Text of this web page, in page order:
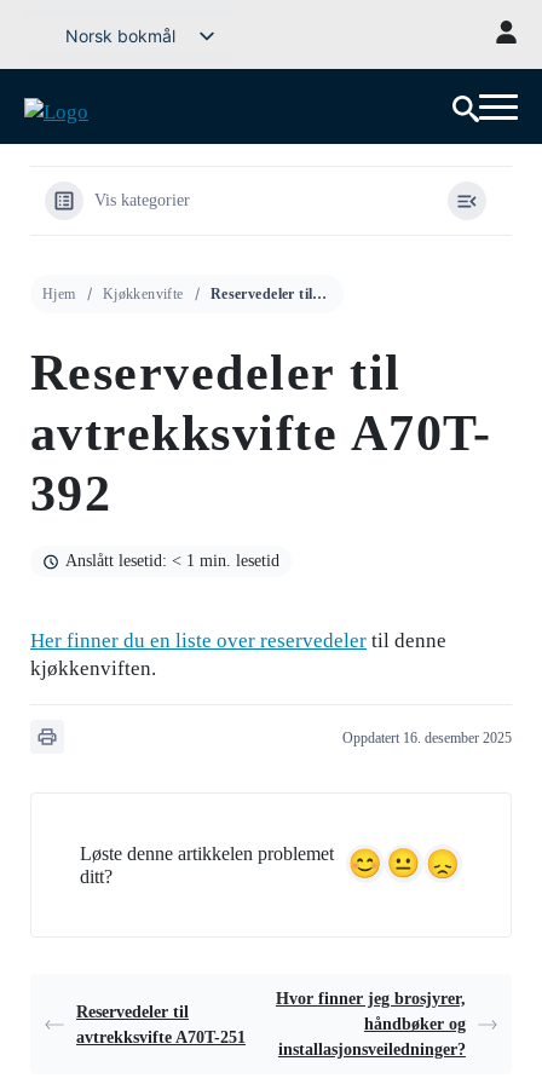
Norsk bokmål
Svenska
English (UK)
Dansk
Lietuvių kalba
Vis kategorier
Hjem Kjøkkenvifte Reservedeler til avtrekksvifte A70T-392
Reservedeler til
avtrekksvifte A70T-
392
Anslått lesetid: < 1 min. lesetid
Her finner du en liste over reservedeler til denne
kjøkkenviften.
Oppdatert 16. desember 2025
Løste denne artikkelen problemet
ditt?
Reservedeler til
avtrekksvifte A70T-251
Hvor finner jeg brosjyrer,
håndbøker og
installasjonsveiledninger?